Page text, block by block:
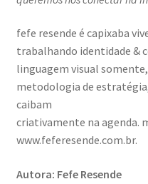
fefe resende é capixaba
trabalhando identidade &
linguagem visual
metodologia de
caibam
criativamente na agenda.
www.feferesende.com.br.
Autora: Fefe Resende